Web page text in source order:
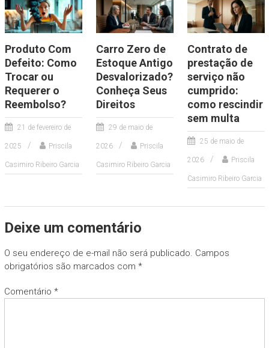
Produto Com
Defeito: Como
Trocar ou
Requerer o
Reembolso?
21 de fevereiro de
2025 Priscila
Casimiro Ribeiro Garcia
Carro Zero de
Estoque Antigo
Desvalorizado?
Conheça Seus
Direitos
29 de maio de
2026 Priscila
Casimiro Ribeiro Garcia
Contrato de
prestação de
serviço não
cumprido:
como rescindir
sem multa
25 de maio de
2026 Priscila
Casimiro Ribeiro Garcia
Deixe um comentário
O seu endereço de e-mail não será publicado. Campos
obrigatórios são marcados com *
Comentário *